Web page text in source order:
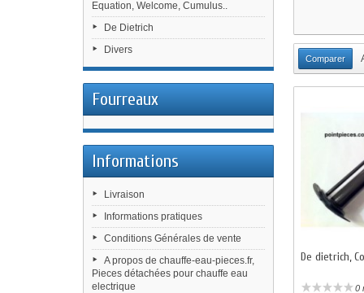
Equation, Welcome, Cumulus..
De Dietrich
Divers
Fourreaux
Informations
Livraison
Informations pratiques
Conditions Générales de vente
A propos de chauffe-eau-pieces.fr,
Pieces détachées pour chauffe eau
electrique
De dietrich,
0